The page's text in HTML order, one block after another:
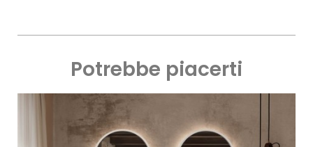
Potrebbe piacerti